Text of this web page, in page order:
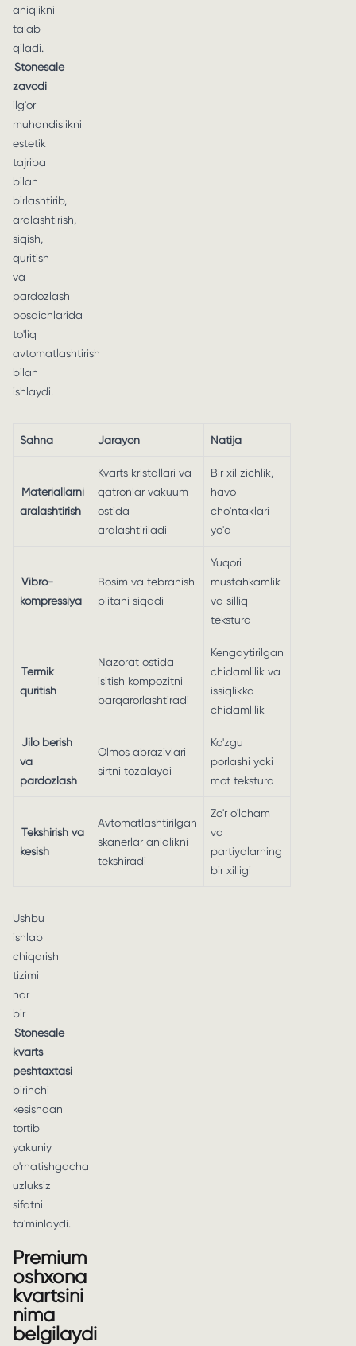
aniqlikni
talab
qiladi.
Stonesale
zavodi
ilg'or
muhandislikni
estetik
tajriba
bilan
birlashtirib,
aralashtirish,
siqish,
quritish
va
pardozlash
bosqichlarida
to'liq
avtomatlashtirish
bilan
ishlaydi.
Sahna Jarayon Natija
Materiallarni
aralashtirish
Kvarts kristallari va
qatronlar vakuum
ostida
aralashtiriladi
Bir xil zichlik,
havo
cho'ntaklari
yo'q
Vibro-
kompressiya
Bosim va tebranish
plitani siqadi
Yuqori
mustahkamlik
va silliq
tekstura
Termik
quritish
Nazorat ostida
isitish kompozitni
barqarorlashtiradi
Kengaytirilgan
chidamlilik va
issiqlikka
chidamlilik
Jilo berish
va
pardozlash
Olmos abrazivlari
sirtni tozalaydi
Ko'zgu
porlashi yoki
mot tekstura
Tekshirish va
kesish
Avtomatlashtirilgan
skanerlar aniqlikni
tekshiradi
Zo'r o'lcham
va
partiyalarning
bir xilligi
Ushbu
ishlab
chiqarish
tizimi
har
bir
Stonesale
kvarts
peshtaxtasi
birinchi
kesishdan
tortib
yakuniy
o'rnatishgacha
uzluksiz
sifatni
ta'minlaydi.
Premium
oshxona
kvartsini
nima
belgilaydi